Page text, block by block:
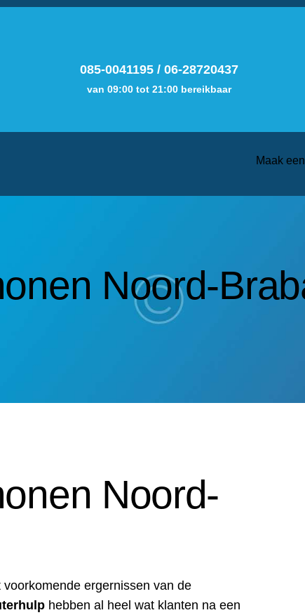
085-0041195/ 06-28720437
van 09:00 tot 21:00 bereikbaar
Maak
Noord-
Noord-
ergernissen van de
hebben al heel wat klanten na een